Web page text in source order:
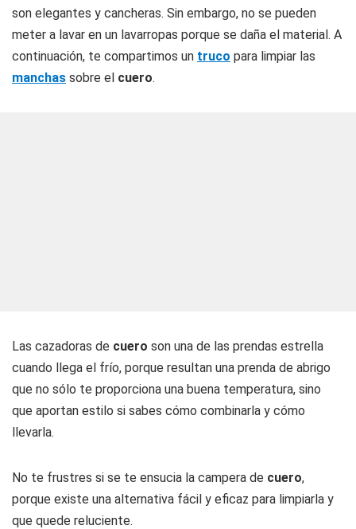
son elegantes y cancheras. Sin embargo, no se pueden
meter a lavar en un lavarropas porque se daña el material. A
continuación, te compartimos un truco para limpiar las
manchas sobre el cuero.
Las cazadoras de cuero son una de las prendas estrella
cuando llega el frío, porque resultan una prenda de abrigo
que no sólo te proporciona una buena temperatura, sino
que aportan estilo si sabes cómo combinarla y cómo
llevarla.
No te frustres si se te ensucia la campera de cuero,
porque existe una alternativa fácil y eficaz para limpiarla y
que quede reluciente.